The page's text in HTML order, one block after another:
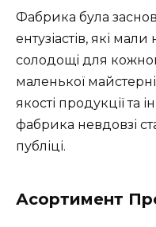
Фабрика була
ентузіастів, які
солодощі для
маленької
якості продукції та
фабрика невдовзі
публіці.
Асортимент